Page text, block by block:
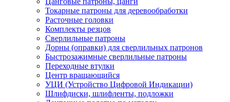
Токарные патроны для деревообработки
Расточные головки
Комплекты резцов
Сверлильные патроны
Дорны (оправки) для сверлильных патронов
Быстрозажимные сверлильные патроны
Переходные втулки
Центр вращающийся
УЦИ (Устройство Цифровой Индикации)
Шлифдиски, шлифленты, подложки